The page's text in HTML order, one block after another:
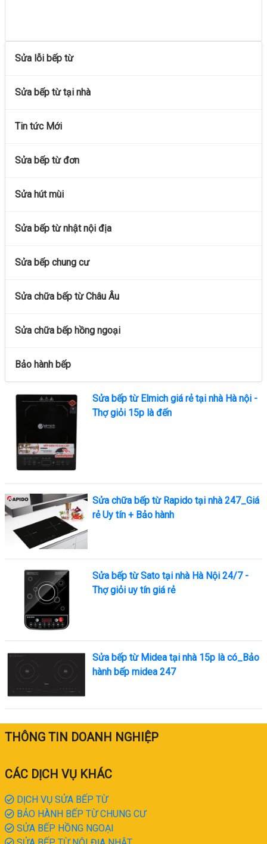
Sửa lỗi bếp từ
Sửa bếp từ tại nhà
Tin tức Mới
Sửa bếp từ đơn
Sửa hút mùi
Sửa bếp từ nhật nội địa
Sửa bếp chung cư
Sửa chữa bếp từ Châu Âu
Sửa chữa bếp hồng ngoại
Bảo hành bếp
Sửa bếp từ Elmich giá rẻ tại nhà Hà nội -
Thợ giỏi 15p là đến
Sửa chữa bếp từ Rapido tại nhà 247_Giá
rẻ Uy tín + Bảo hành
Sửa bếp từ Sato tại nhà Hà Nội 24/7 -
Thợ giỏi uy tín giá rẻ
Sửa bếp từ Midea tại nhà 15p là có_Bảo
hành bếp midea 247
THÔNG TIN DOANH NGHIỆP
CÁC DỊCH VỤ KHÁC
DỊCH VỤ SỬA BẾP TỪ
BẢO HÀNH BẾP TỪ CHUNG CƯ
SỬA BẾP HỒNG NGOẠI